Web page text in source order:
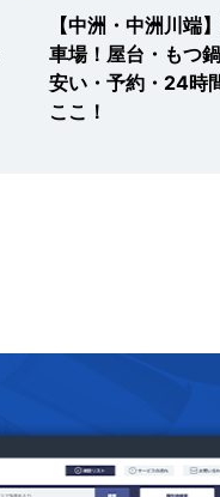
【中洲・中洲川端
車場！屋台・もつ
安い・予約・24時
ここ！